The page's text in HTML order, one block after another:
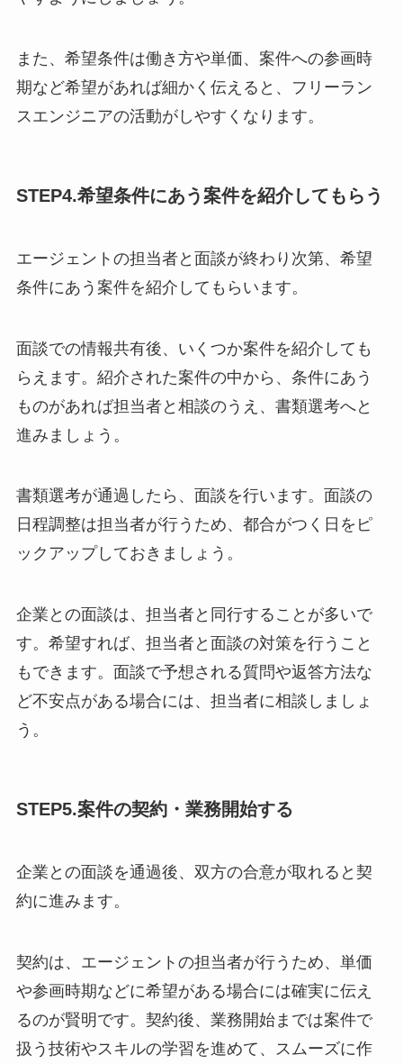
また、希望条件は働き方や単価、案件への参画時
期など希望があれば細かく伝えると、フリーラン
スエンジニアの活動がしやすくなります。
STEP4.希望条件にあう案件を紹介してもらう
エージェントの担当者と面談が終わり次第、希望
条件にあう案件を紹介してもらいます。
面談での情報共有後、いくつか案件を紹介しても
らえます。紹介された案件の中から、条件にあう
ものがあれば担当者と相談のうえ、書類選考へと
進みましょう。
書類選考が通過したら、面談を行います。面談の
日程調整は担当者が行うため、都合がつく日をピ
ックアップしておきましょう。
企業との面談は、担当者と同行することが多いで
す。希望すれば、担当者と面談の対策を行うこと
もできます。面談で予想される質問や返答方法な
ど不安点がある場合には、担当者に相談しましょ
う。
STEP5.案件の契約・業務開始する
企業との面談を通過後、双方の合意が取れると契
約に進みます。
契約は、エージェントの担当者が行うため、単価
や参画時期などに希望がある場合には確実に伝え
るのが賢明です。契約後、業務開始までは案件で
扱う技術やスキルの学習を進めて、スムーズに作